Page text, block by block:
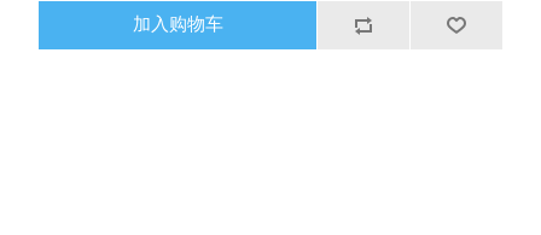
部厚度值。如果您的应用需要，可以简单地增加四个标准扫
描，以达到更高的测量覆盖率。配有功能强大的MX-NT 操作
加入购物车